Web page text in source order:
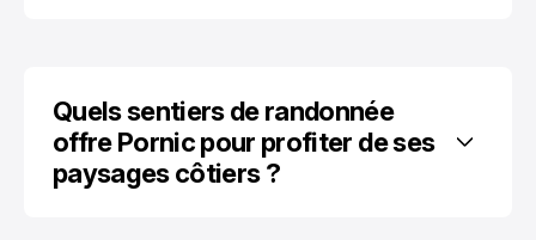
Quels sentiers de randonnée
offre Pornic pour profiter de ses
paysages côtiers ?